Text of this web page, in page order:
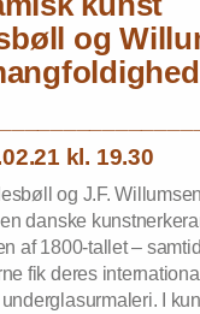
og
kl. 19.30
og J.F.
danske
af 1800-tallet –
fik deres
I